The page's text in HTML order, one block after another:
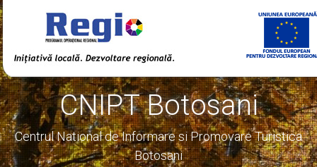
CNIPT Botosani
Centrul National de Informare si Promovare Turistica
Botosani